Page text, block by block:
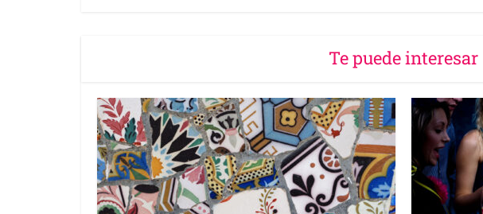
Te puede interesar